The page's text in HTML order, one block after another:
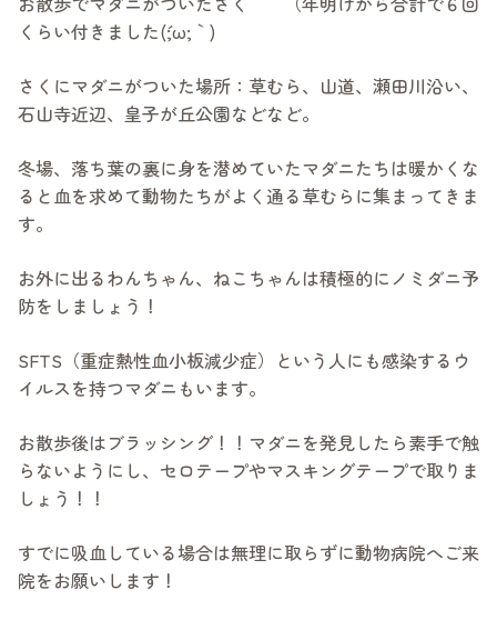
くらい付きました(´;ω;｀)
さくにマダニがついた場所：草むら、山道、瀬田川沿い、
石山寺近辺、皇子が丘公園などなど。
冬場、落ち葉の裏に身を潜めていたマダニたちは暖かくな
ると血を求めて動物たちがよく通る草むらに集まってきま
す。
お外に出るわんちゃん、ねこちゃんは積極的にノミダニ予
防をしましょう！
SFTS（重症熱性血小板減少症）という人にも感染するウ
イルスを持つマダニもいます。
お散歩後はブラッシング！！マダニを発見したら素手で触
らないようにし、セロテープやマスキングテープで取りま
しょう！！
すでに吸血している場合は無理に取らずに動物病院へご来
院をお願いします！